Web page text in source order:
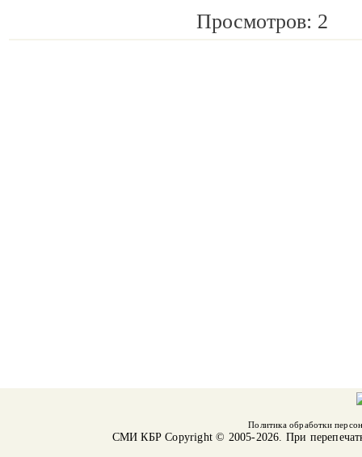
Просмотров: 2
Политика обработки
СМИ КБРCopyright © 2005-2026. При